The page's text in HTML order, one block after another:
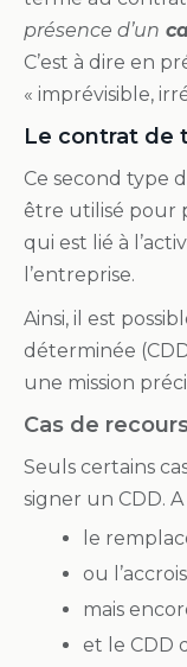
présence d’un
C’est à dire en
« imprévisible,
Le contrat de
Ce second type
être utilisé pour
qui est lié à
l’entreprise.
Ainsi, il est
déterminée
une mission
Cas de
Seuls certains
signer un CDD. A
le
ou
mais
et le CDD